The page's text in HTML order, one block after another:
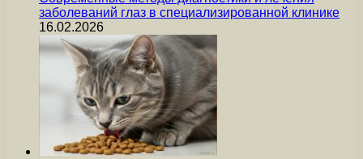
заболеваний глаз в специализированной клинике
16.02.2026